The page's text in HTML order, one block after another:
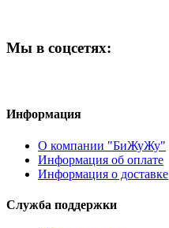
Мы в соцсетях:
Информация
О компании "БиЖуЖу"
Информация об оплате
Информация о доставке
Служба поддержки